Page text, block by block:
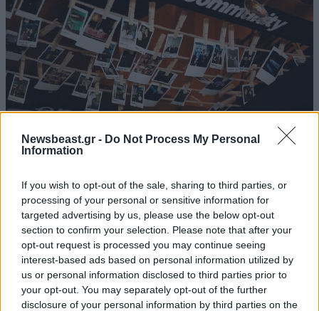
Newsbeast.gr - Do Not Process My Personal
Information
If you wish to opt-out of the sale, sharing to third parties, or
processing of your personal or sensitive information for
targeted advertising by us, please use the below opt-out
section to confirm your selection. Please note that after your
opt-out request is processed you may continue seeing
interest-based ads based on personal information utilized by
us or personal information disclosed to third parties prior to
your opt-out. You may separately opt-out of the further
disclosure of your personal information by third parties on the
Καινοτομία και επιχειρείν – πέρα από τα exits: Η
συμβολή της Endeavor Greece στη νέα φάση της
ελληνικής καινοτομίας